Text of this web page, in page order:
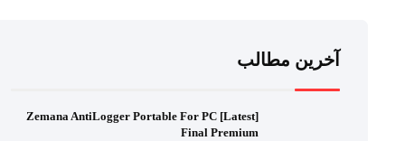
آخرین مطالب
Zemana AntiLogger Portable For PC [Latest]
Final Premium